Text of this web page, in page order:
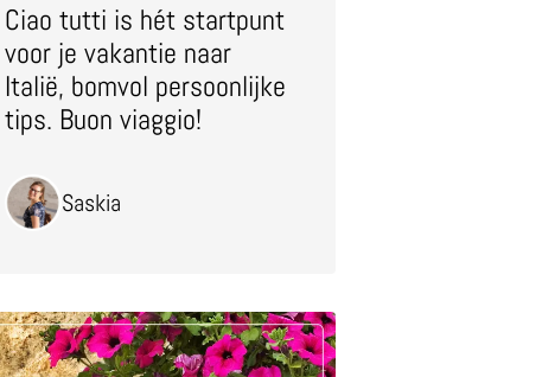
Ciao tutti is hét startpunt
voor je vakantie naar
Italië, bomvol persoonlijke
tips. Buon viaggio!
Saskia